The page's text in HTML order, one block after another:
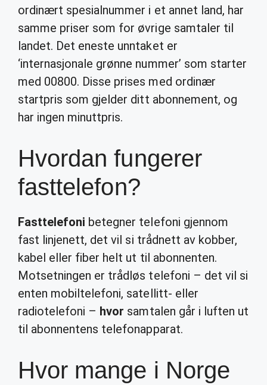
ordinært spesialnummer i et annet land, har
samme priser som for øvrige samtaler til
landet. Det eneste unntaket er
‘internasjonale grønne nummer’ som starter
med 00800. Disse prises med ordinær
startpris som gjelder ditt abonnement, og
har ingen minuttpris.
Hvordan fungerer
fasttelefon?
Fasttelefoni betegner telefoni gjennom
fast linjenett, det vil si trådnett av kobber,
kabel eller fiber helt ut til abonnenten.
Motsetningen er trådløs telefoni – det vil si
enten mobiltelefoni, satellitt- eller
radiotelefoni – hvor samtalen går i luften ut
til abonnentens telefonapparat.
Hvor mange i Norge